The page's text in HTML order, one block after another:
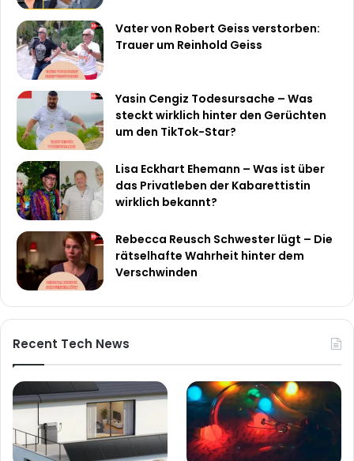
Vater von Robert Geiss verstorben:
Trauer um Reinhold Geiss
Yasin Cengiz Todesursache – Was
steckt wirklich hinter den Gerüchten
um den TikTok-Star?
Lisa Eckhart Ehemann – Was ist über
das Privatleben der Kabarettistin
wirklich bekannt?
Rebecca Reusch Schwester lügt – Die
rätselhafte Wahrheit hinter dem
Verschwinden
Recent Tech News